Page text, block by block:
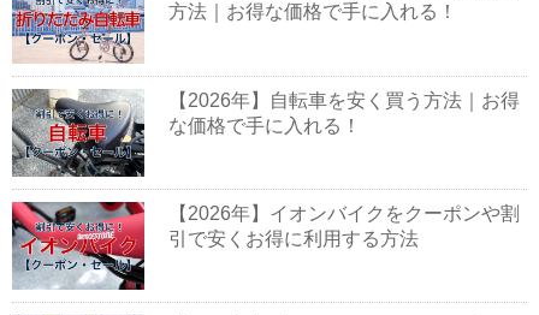
方法｜お得な価格で手に入れる！
【2026年】自転車を安く買う方法｜お得
な価格で手に入れる！
【2026年】イオンバイクをクーポンや割
引で安くお得に利用する方法